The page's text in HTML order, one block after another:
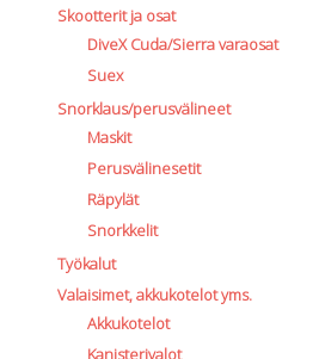
Skootterit ja osat
DiveX Cuda/Sierra varaosat
Suex
Snorklaus/perusvälineet
Maskit
Perusvälinesetit
Räpylät
Snorkkelit
Työkalut
Valaisimet, akkukotelot yms.
Akkukotelot
Kanisterivalot